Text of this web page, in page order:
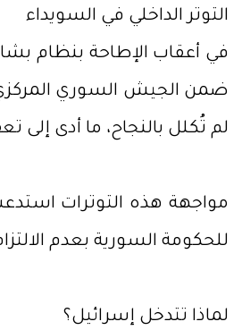
التوتر الداخلي في السويداء
في أعقاب الإطاحة بنظام
ضمن الجيش السوري المركزي.
لم تُكلل بالنجاح، ما أدى
مواجهة هذه التوترات
للحكومة السورية بعدم
لماذا تتدخل إسرائيل؟